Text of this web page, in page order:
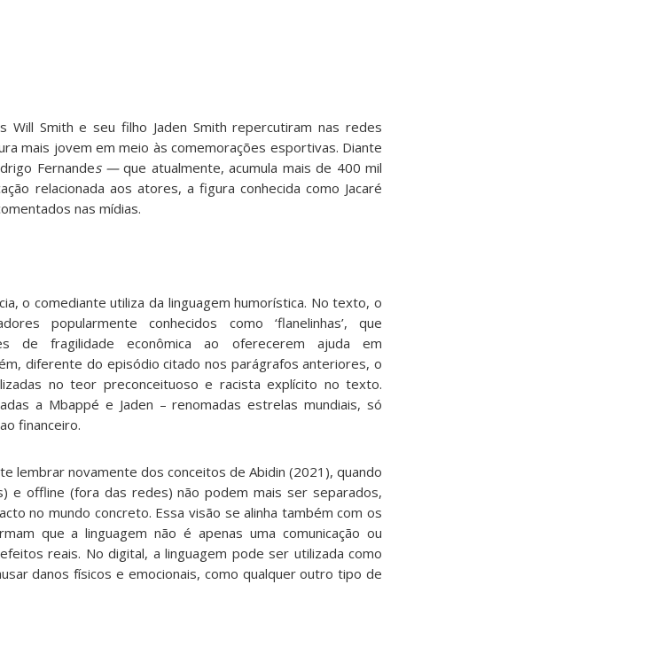
Will Smith e seu filho Jaden Smith repercutiram nas redes
mais jovem em meio às comemorações esportivas. Diante
Fernandes —que atualmente, acumula mais de 400 mil
relacionada aos atores, a figura conhecida como Jacaré
nas mídias.
o comediante utiliza da linguagem humorística. No texto, o
popularmente conhecidos como ‘flanelinhas’, que
de fragilidade econômica ao oferecerem ajuda em
diferente do episódio citado nos parágrafos anteriores, o
no teor preconceituoso e racista explícito no texto.
a Mbappé e Jaden – renomadas estrelas mundiais, só
financeiro.
lembrar novamente dos conceitos de Abidin (2021), quando
e offline (fora das redes) não podem mais ser separados,
no mundo concreto. Essa visão se alinha também com os
que a linguagem não é apenas uma comunicação ou
reais. No digital, a linguagem pode ser utilizada como
danos físicos e emocionais, como qualquer outro tipo de